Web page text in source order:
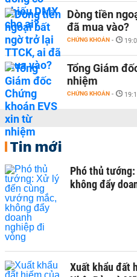
Dòng tiền
đã mua vào?
CHỨNG KHOÁN -
Tổng Giám
nhiệm
CHỨNG KHOÁN -
Tin mới
Phó thủ
không đẩy
Xuất khẩu đất